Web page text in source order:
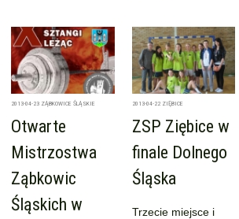
2013-04-23 ZĄBKOWICE ŚLĄSKIE
Otwarte
Mistrzostwa
Ząbkowic
Śląskich w
2013-04-22 ZIĘBICE
ZSP Ziębice w
finale Dolnego
Śląska
Trzecie miejsce i